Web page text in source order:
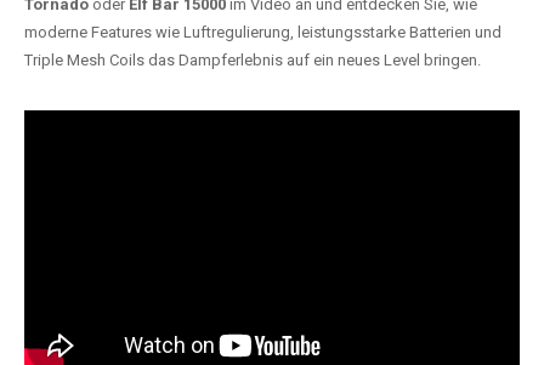
Tornado oder Elf Bar 15000 im Video an und entdecken Sie, wie
moderne Features wie Luftregulierung, leistungsstarke Batterien und
Triple Mesh Coils das Dampferlebnis auf ein neues Level bringen.